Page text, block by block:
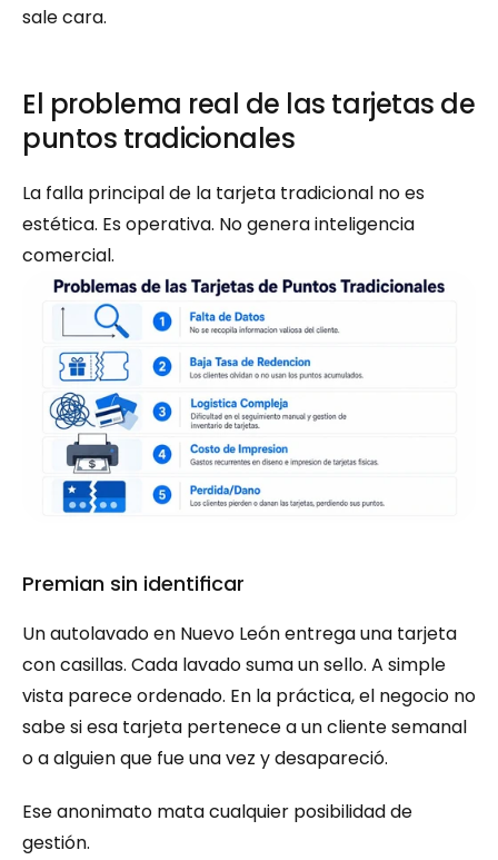
sale cara.
El problema real de las tarjetas de
puntos tradicionales
La falla principal de la tarjeta tradicional no es
estética. Es operativa. No genera inteligencia
comercial.
Premian sin identificar
Un autolavado en Nuevo León entrega una tarjeta
con casillas. Cada lavado suma un sello. A simple
vista parece ordenado. En la práctica, el negocio no
sabe si esa tarjeta pertenece a un cliente semanal
o a alguien que fue una vez y desapareció.
Ese anonimato mata cualquier posibilidad de
gestión.